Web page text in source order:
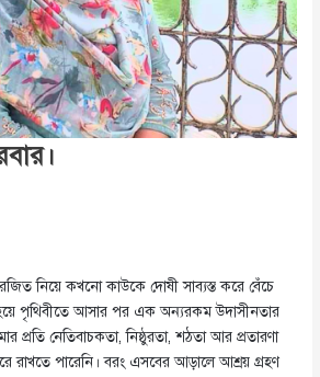
নিয়ে কখনো কাউকে দোষী সাব্যস্ত করে বেঁচে
হয়ে পৃথিবীতে আসার পর এক অন্যরকম উদাসীনতার
প্রতি নেতিবাচকতা, নিষ্ঠুরতা, শঠতা আর প্রতারণা
রাখতে পারেনি। বরং এসবের আড়ালে আশ্রয় গ্রহণ